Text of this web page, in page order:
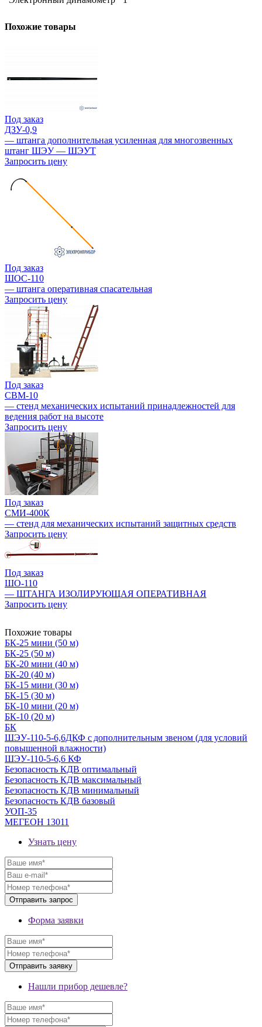
Похожие товары
Под заказ
ДЗУ-0,9
— штанга дополнительная усиленная для многозвенных
штанг ШЭУ — ШЭУТ
Запросить цену
Под заказ
ШОС-110
— штанга оперативная спасательная
Запросить цену
Под заказ
СВМ-10
— стенд механических испытаний принадлежностей для
ведения работ на высоте
Запросить цену
Под заказ
СМИ-400К
— стенд для механических испытаний защитных средств
Запросить цену
Под заказ
ШО-110
— ШТАНГА ИЗОЛИРУЮЩАЯ ОПЕРАТИВНАЯ
Запросить цену
Похожие товары
БК-25 мини (50 м)
БК-25 (50 м)
БК-20 мини (40 м)
БК-20 (40 м)
БК-15 мини (30 м)
БК-15 (30 м)
БК-10 мини (20 м)
БК-10 (20 м)
БК
ШЭУ-110-5-6,6ДКФ с дополнительным звеном (для условий
повышенной влажности)
ШЭУ-110-5-6,6 КФ
Безопасность КДВ оптимальный
Безопасность КДВ максимальный
Безопасность КДВ минимальный
Безопасность КДВ базовый
УОП-35
МЕГЕОН 13011
Узнать цену
Форма заявки
Нашли прибор дешевле?